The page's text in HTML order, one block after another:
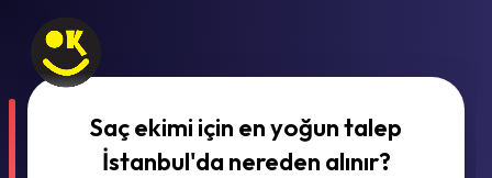
Saç ekimi için en yoğun talep
İstanbul'da nereden alınır?